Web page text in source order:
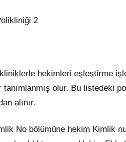
2
hekimleri eşleştirme
tanımlanmış olur. Bu listedeki
alınır.
No bölümüne hekim Kimlik